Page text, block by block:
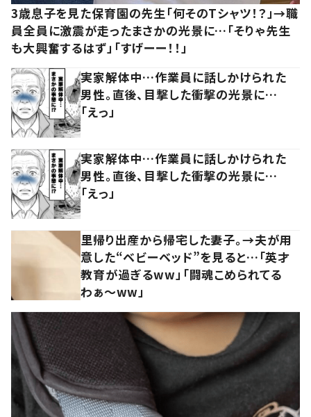
3歳息子を見た保育園の先生「何そのTシャツ！？」→職
員全員に激震が走ったまさかの光景に…「そりゃ先生
も大興奮するはず」「すげーー！！」
実家解体中…作業員に話しかけられた
男性。直後、目撃した衝撃の光景に…
「えっ」
実家解体中…作業員に話しかけられた
男性。直後、目撃した衝撃の光景に…
「えっ」
里帰り出産から帰宅した妻子。→夫が用
意した“ベビーベッド”を見ると…「英才
教育が過ぎるww」「闘魂こめられてる
わぁ～ww」